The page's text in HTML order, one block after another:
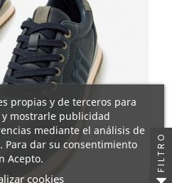
propias y de terceros para
mostrarle publicidad
mediante el análisis de
Para dar su consentimiento
Acepto.
cookies
FILTRO